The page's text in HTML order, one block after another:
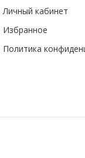
Личный кабинет
Избранное
Политика